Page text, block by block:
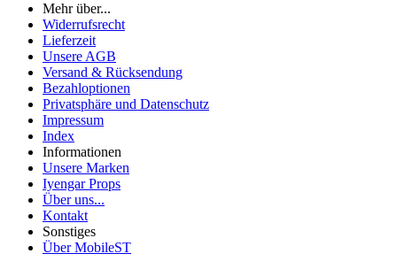
Mehr über...
Widerrufsrecht
Lieferzeit
Unsere AGB
Versand & Rücksendung
Bezahloptionen
Privatsphäre und Datenschutz
Impressum
Index
Informationen
Unsere Marken
Iyengar Props
Über uns...
Kontakt
Sonstiges
Über MobileST